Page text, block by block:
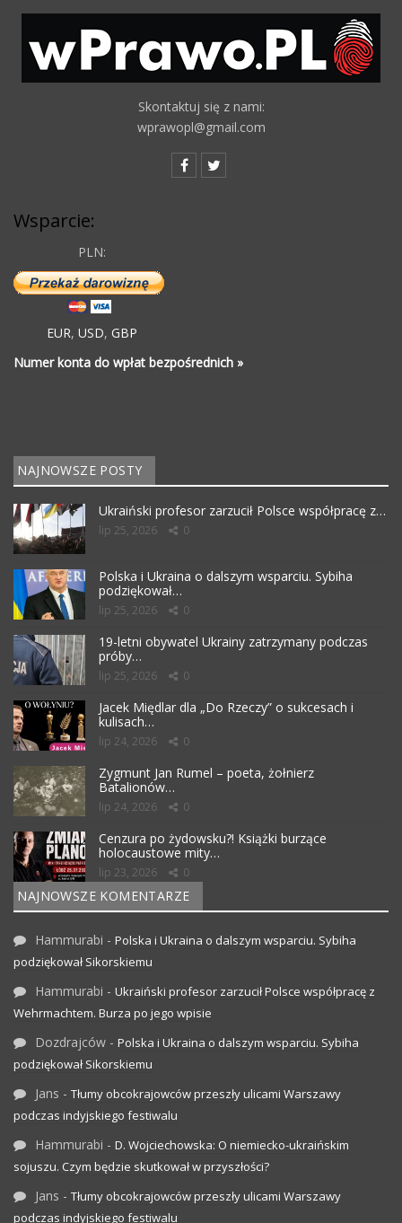
Skontaktuj się z nami:
wprawopl@gmail.com
Wsparcie:
PLN:
EUR, USD, GBP
Numer konta do wpłat bezpośrednich »
NAJNOWSZE POSTY
Ukraiński profesor zarzucił Polsce współpracę z…
lip 25, 2026 0
Polska i Ukraina o dalszym wsparciu. Sybiha
podziękował…
lip 25, 2026 0
19-letni obywatel Ukrainy zatrzymany podczas
próby…
lip 25, 2026 0
Jacek Międlar dla „Do Rzeczy” o sukcesach i
kulisach…
lip 24, 2026 0
Zygmunt Jan Rumel – poeta, żołnierz
Batalionów…
lip 24, 2026 0
Cenzura po żydowsku?! Książki burzące
holocaustowe mity…
lip 23, 2026 0
NAJNOWSZE KOMENTARZE
Hammurabi - Polska i Ukraina o dalszym wsparciu. Sybiha
podziękował Sikorskiemu
Hammurabi - Ukraiński profesor zarzucił Polsce współpracę z
Wehrmachtem. Burza po jego wpisie
Dozdrajców - Polska i Ukraina o dalszym wsparciu. Sybiha
podziękował Sikorskiemu
Jans - Tłumy obcokrajowców przeszły ulicami Warszawy
podczas indyjskiego festiwalu
Hammurabi - D. Wojciechowska: O niemiecko-ukraińskim
sojuszu. Czym będzie skutkował w przyszłości?
Jans - Tłumy obcokrajowców przeszły ulicami Warszawy
podczas indyjskiego festiwalu